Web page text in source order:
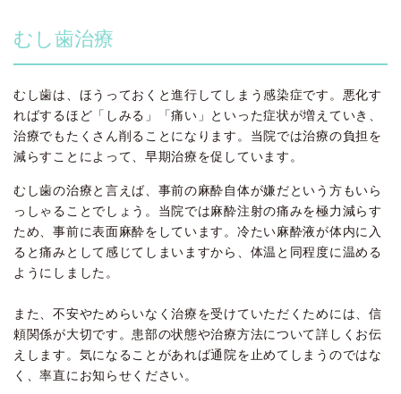
むし歯治療
むし歯は、ほうっておくと進行してしまう感染症です。悪化す
ればするほど「しみる」「痛い」といった症状が増えていき、
治療でもたくさん削ることになります。当院では治療の負担を
減らすことによって、早期治療を促しています。
むし歯の治療と言えば、事前の麻酔自体が嫌だという方もいら
っしゃることでしょう。当院では麻酔注射の痛みを極力減らす
ため、事前に表面麻酔をしています。冷たい麻酔液が体内に入
ると痛みとして感じてしまいますから、体温と同程度に温める
ようにしました。
また、不安やためらいなく治療を受けていただくためには、信
頼関係が大切です。患部の状態や治療方法について詳しくお伝
えします。気になることがあれば通院を止めてしまうのではな
く、率直にお知らせください。